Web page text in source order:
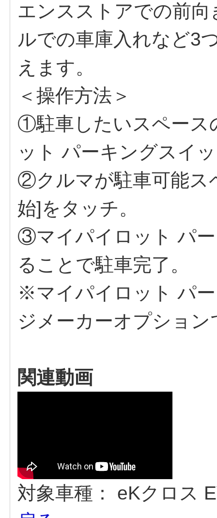
エンスストアでの前
ルでの車庫入れなど3
えます。
＜操作方法＞
①駐車したいスペース
ット パーキングスイ
②クルマが駐車可能ス
始]をタッチ。
③マイパイロット パ
ることで駐車完了。
※マイパイロット パ
ジメーカーオプション
関連動画
対象車種：
eKクロス